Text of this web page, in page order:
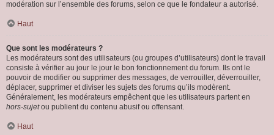
modération sur l’ensemble des forums, selon ce que le fondateur a autorisé.
Haut
Que sont les modérateurs ?
Les modérateurs sont des utilisateurs (ou groupes d’utilisateurs) dont le travail
consiste à vérifier au jour le jour le bon fonctionnement du forum. Ils ont le
pouvoir de modifier ou supprimer des messages, de verrouiller, déverrouiller,
déplacer, supprimer et diviser les sujets des forums qu’ils modèrent.
Généralement, les modérateurs empêchent que les utilisateurs partent en
hors-sujetou publient du contenu abusif ou offensant.
Haut